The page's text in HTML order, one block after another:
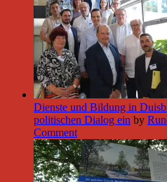
Dienste und Bildung in
politischen Dialog ein by
Comment